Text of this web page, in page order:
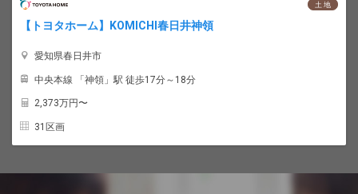
土 地
【トヨタホーム】KOMICHI春日井神領
愛知県春日井市
中央本線 「神領」駅 徒歩17分～18分
2,373万円〜
31区画